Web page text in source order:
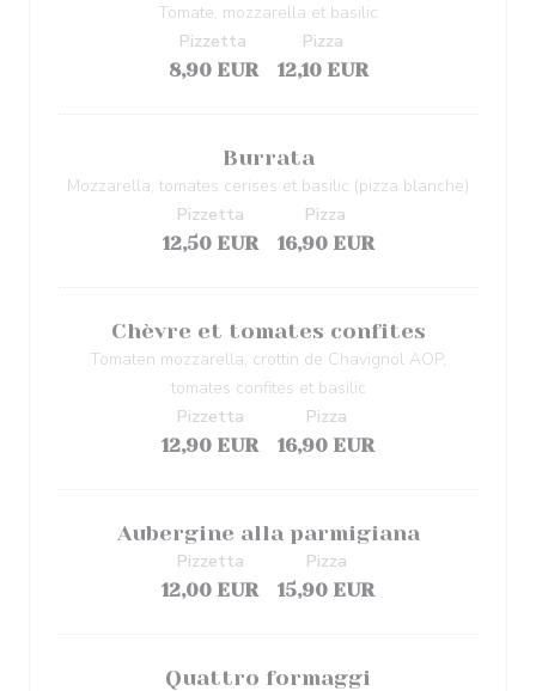
Tomate, mozzarella et basilic
8,90 EUR
Pizzetta
12,10 EUR
Pizza
Burrata
Mozzarella, tomates cerises et basilic (pizza blanche)
12,50 EUR
Pizzetta
16,90 EUR
Pizza
Chèvre et tomates confites
Tomaten mozzarella, crottin de Chavignol AOP,
tomates confites et basilic
12,90 EUR
Pizzetta
16,90 EUR
Pizza
Aubergine alla parmigiana
12,00 EUR
Pizzetta
15,90 EUR
Pizza
Quattro formaggi